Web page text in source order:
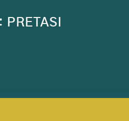
PRETASI